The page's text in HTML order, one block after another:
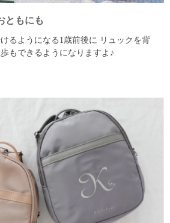
ともにも
るようになる1歳前後に リュックを背
もできるようになりますよ♪